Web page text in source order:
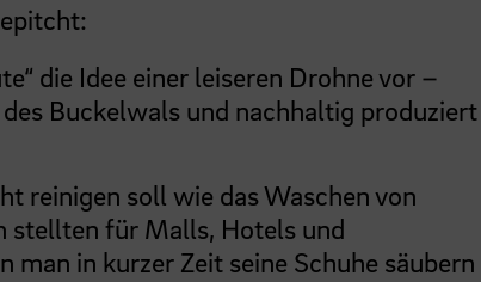
die Idee einer leiseren Drohne vor –
Buckelwals und nachhaltig produziert
reinigen soll wie das Waschen von
stellten für Malls, Hotels und
in kurzer Zeit seine Schuhe säubern